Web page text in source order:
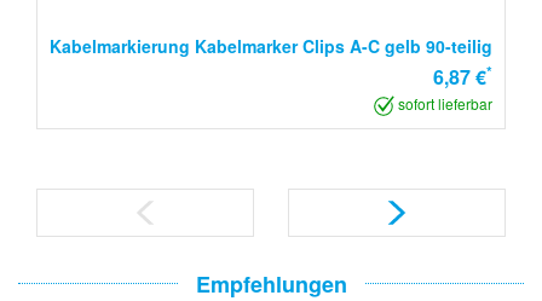
Kabelmarkierung Kabelmarker Clips A-C gelb 90-teilig
6,87 €*
sofort lieferbar
Empfehlungen